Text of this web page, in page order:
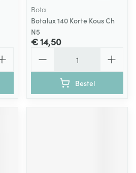
Bota
Botalux 140 Korte Kous Ch
N5
€ 14,50
Bestel